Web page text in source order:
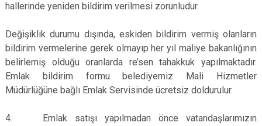
hallerinde yeniden bildirim verilmesi zorunludur.
Değişiklik durumu dışında, eskiden bildirim vermiş olanların
bildirim vermelerine gerek olmayıp her yıl maliye bakanlığının
belirlemiş olduğu oranlarda re’sen tahakkuk yapılmaktadır.
Emlak bildirim formu belediyemiz Mali Hizmetler
Müdürlüğüne bağlı Emlak Servisinde ücretsiz doldurulur.
4. Emlak satışı yapılmadan önce vatandaşlarımızın